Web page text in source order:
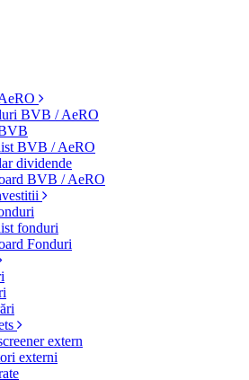
BVB / AeRO
BVB / AeRO
dividende
BVB / AeRO
fonduri
Fonduri
extern
externi